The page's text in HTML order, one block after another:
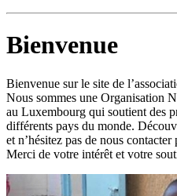
Bienvenue
Bienvenue sur le site de
Nous sommes une Organisation
au Luxembourg qui soutient des
différents pays du monde.
et n’hésitez pas de nous
Merci de votre intérêt et votre